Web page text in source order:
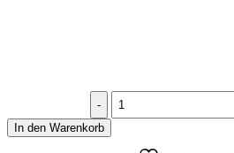
Lederlabel
Froschkönig
In den Warenkorb